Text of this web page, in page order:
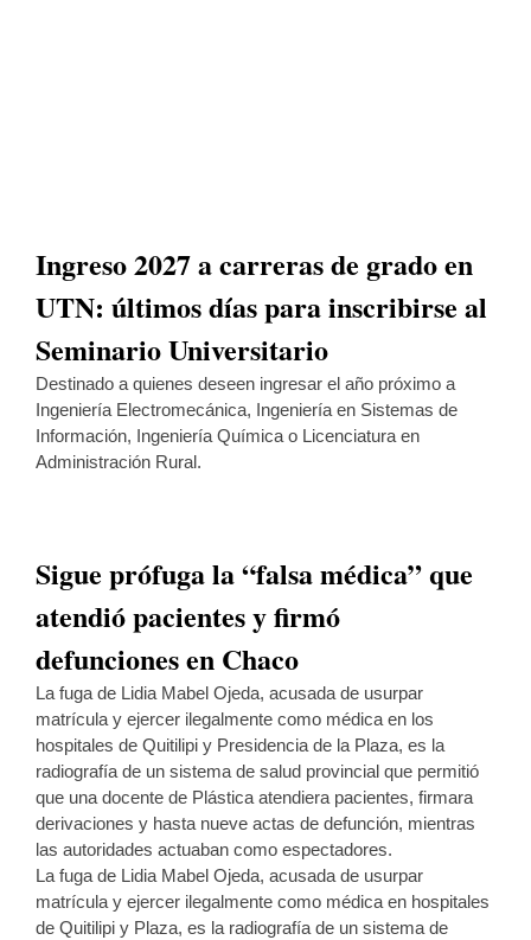
Ingreso 2027 a carreras de grado en
UTN: últimos días para inscribirse al
Seminario Universitario
Destinado a quienes deseen ingresar el año próximo a
Ingeniería Electromecánica, Ingeniería en Sistemas de
Información, Ingeniería Química o Licenciatura en
Administración Rural.
Sigue prófuga la “falsa médica” que
atendió pacientes y firmó
defunciones en Chaco
La fuga de Lidia Mabel Ojeda, acusada de usurpar
matrícula y ejercer ilegalmente como médica en los
hospitales de Quitilipi y Presidencia de la Plaza, es la
radiografía de un sistema de salud provincial que permitió
que una docente de Plástica atendiera pacientes, firmara
derivaciones y hasta nueve actas de defunción, mientras
las autoridades actuaban como espectadores.
La fuga de Lidia Mabel Ojeda, acusada de usurpar
matrícula y ejercer ilegalmente como médica en hospitales
de Quitilipi y Plaza, es la radiografía de un sistema de